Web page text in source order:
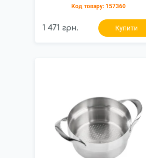
Код товару: 157360
1 471 грн. Купити